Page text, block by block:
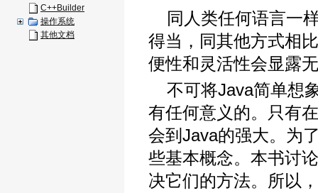
C++Builder
操作系统
其他文档
同人类任何语言一
得当，同其他方式相
便性和灵活性会显露
不可将Java简单想
有任何意义的。只有
会到Java的强大。为
些基本概念。本书讨
决它们的方法。所以